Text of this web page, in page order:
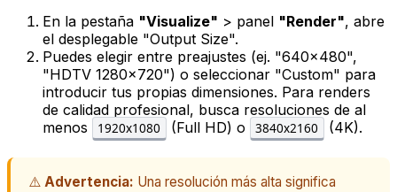
En la pestaña "Visualize" > panel "Render", abre
el desplegable "Output Size".
Puedes elegir entre preajustes (ej. "640x480",
"HDTV 1280x720") o seleccionar "Custom" para
introducir tus propias dimensiones. Para renders
de calidad profesional, busca resoluciones de al
menos
1920x1080 (Full HD) o 3840x2160 (4K).
⚠️ Advertencia: Una resolución más alta significa